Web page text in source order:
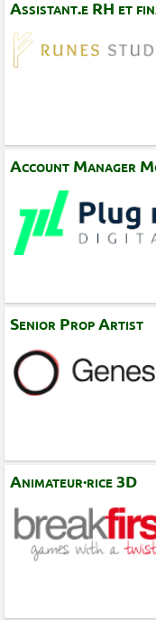
Assistant.e RH et
Account Manager
Senior Prop Artist
Animateur·rice 3D